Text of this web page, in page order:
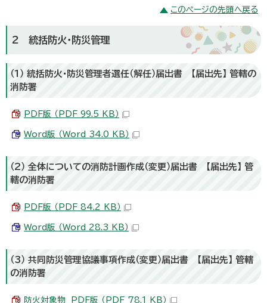
このページの先頭へ戻る
2 統括防火・防災管理
（1） 統括防火・防災管理者選任（解任）届出書 【届出先】 管轄の
消防署
PDF版 （PDF 99.5 KB）
Word版 （Word 34.0 KB）
（2） 全体についての消防計画作成（変更）届出書 【届出先】 管
轄の消防署
PDF版 （PDF 84.2 KB）
Word版 （Word 28.3 KB）
（3） 共同防災管理協議事項作成（変更）届出書 【届出先】 管轄
の消防署
防火対象物 PDF版 （PDF 78.1 KB）